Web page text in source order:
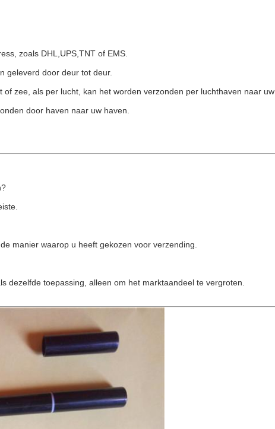
zoals DHL,UPS,TNT of EMS.
geleverd door deur tot deur.
zee, als per lucht, kan het worden verzonden per luchthaven naar uw
door haven naar uw haven.
manier waarop u heeft gekozen voor verzending.
dezelfde toepassing, alleen om het marktaandeel te vergroten.